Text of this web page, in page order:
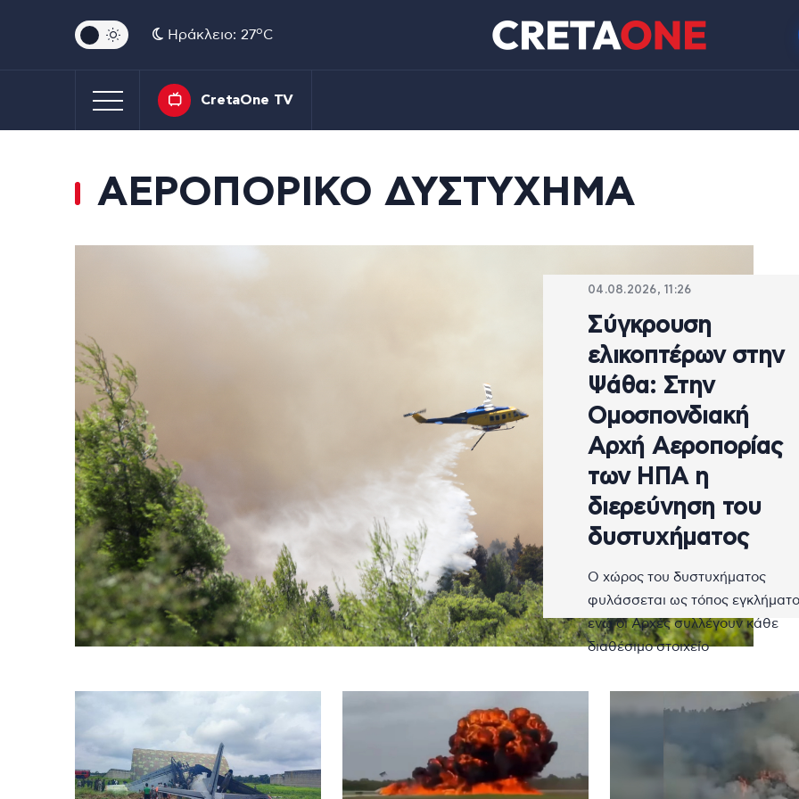
Ηράκλειο: 27oC
CretaOne TV
ΑΕΡΟΠΟΡΙΚΟ ΔΥΣΤΥΧΗΜΑ
04.08.2026, 11:26
Σύγκρουση
ελικοπτέρων στην
Ψάθα: Στην
Ομοσπονδιακή
Αρχή Αεροπορίας
των ΗΠΑ η
διερεύνηση του
δυστυχήματος
Ο χώρος του δυστυχήματος
φυλάσσεται ως τόπος
ενώ οι Αρχές συλλέγουν κάθε
διαθέσιμο στοιχείο